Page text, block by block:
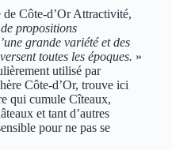
de Côte-d’Or Attractivité,
propositions
grande variété et des
toutes les époques. »
utilisé par
Côte-d’Or, trouve ici
qui cumule Cîteaux,
et tant d’autres
pour ne pas se